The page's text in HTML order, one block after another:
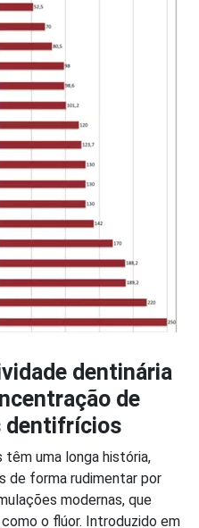
dentinária
de
dentifrícios
têm uma longa história,
de forma rudimentar por
modernas, que
o flúor. Introduzido em